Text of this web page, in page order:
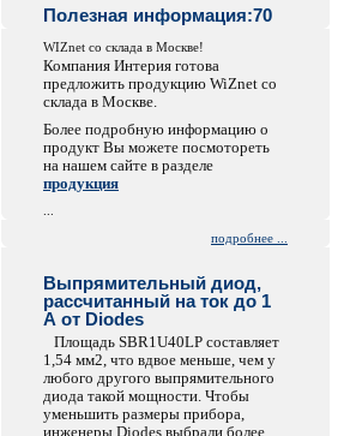
Полезная информация:70
WIZnet со склада в Москве!
Компания Интерия готова
предложить продукцию WiZnet со
склада в Москве.
Более подробную информацию о
продукт Вы можете посмотореть
на нашем сайте в разделе
продукция
подробнее ...
Выпрямительный диод,
рассчитанный на ток до 1
А от Diodes
Площадь SBR1U40LP составляет
1,54 мм2, что вдвое меньше, чем у
любого другого выпрямительного
диода такой мощности. Чтобы
уменьшить размеры прибора,
инженеры Diodes выбрали более